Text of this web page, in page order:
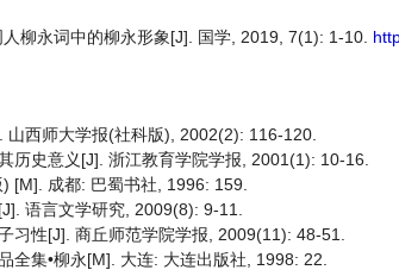
柳永词中的柳永形象[J]. 国学, 2019, 7(1): 1-10.
山西师大学报(社科版), 2002(2): 116-120.
历史意义[J]. 浙江教育学院学报, 2001(1): 10-16.
[M]. 成都: 巴蜀书社, 1996: 159.
语言文学研究, 2009(8): 9-11.
习性[J]. 商丘师范学院学报, 2009(11): 48-51.
全集•柳永[M]. 大连: 大连出版社, 1998: 22.